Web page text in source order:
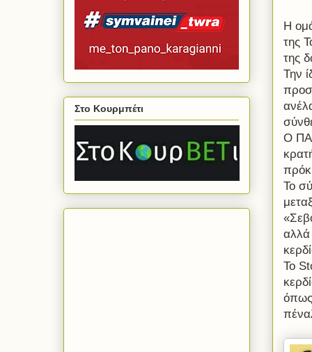
Η
της
της
Την
Ο
Το
αλλά
Το
όπως
Στο Κουρμπέτι